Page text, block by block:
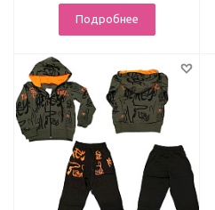
Подробнее